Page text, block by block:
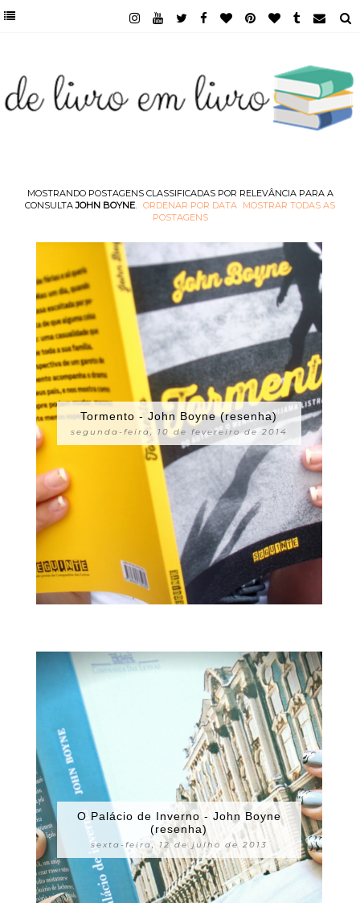
MOSTRANDO POSTAGENS CLASSIFICADAS POR RELEVÂNCIA PARA A
CONSULTAJOHN BOYNE ORDENAR POR DATA
MOSTRAR TODAS AS
POSTAGENS
Tormento - John Boyne (resenha)
segunda-feira, 10 de fevereiro de 2014
O Palácio de Inverno - John Boyne
(resenha)
sexta-feira, 12 de julho de 2013